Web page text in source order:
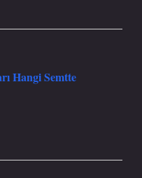
Hangi Semtte